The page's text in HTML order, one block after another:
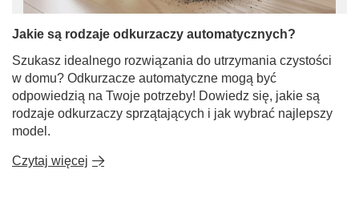
Jakie są rodzaje odkurzaczy automatycznych?
Szukasz idealnego rozwiązania do utrzymania czystości
w domu? Odkurzacze automatyczne mogą być
odpowiedzią na Twoje potrzeby! Dowiedz się, jakie są
rodzaje odkurzaczy sprzątających i jak wybrać najlepszy
model.
Czytaj więcej